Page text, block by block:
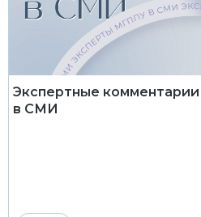
Экспертные
в СМИ